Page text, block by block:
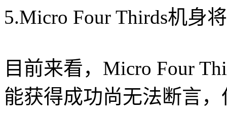
5.Micro Four Thirds机身
目前来看，Micro Four
能获得成功尚无法断言